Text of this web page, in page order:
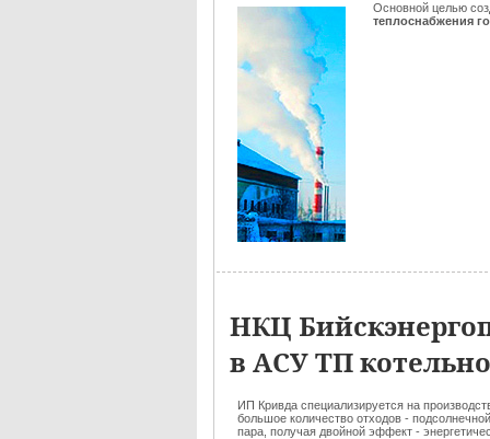
Основной целью
теплоснабжения
НКЦ
в АСУ ТП
ИП Кривда специализируется на
большое количество отходов -
пара, получая двойной эффект -